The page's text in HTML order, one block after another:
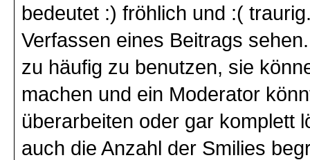
bedeutet :) fröhlich und :(
Verfassen eines Beitrags
zu häufig zu benutzen, sie
machen und ein Moderator
überarbeiten oder gar komplett
auch die Anzahl der Smilies